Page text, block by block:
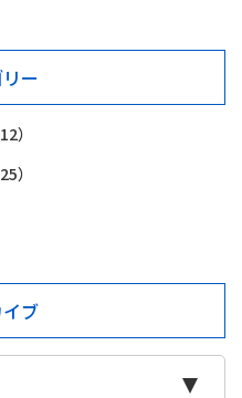
ー
12）
25）
ブ